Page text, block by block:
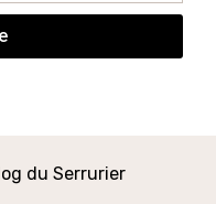
du Serrurier